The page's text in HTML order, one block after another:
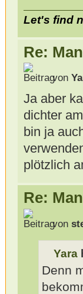
Let's find
Re:
von
Ja aber
dichter
bin ja
plötzlich
Re:
von
Yara
Denn